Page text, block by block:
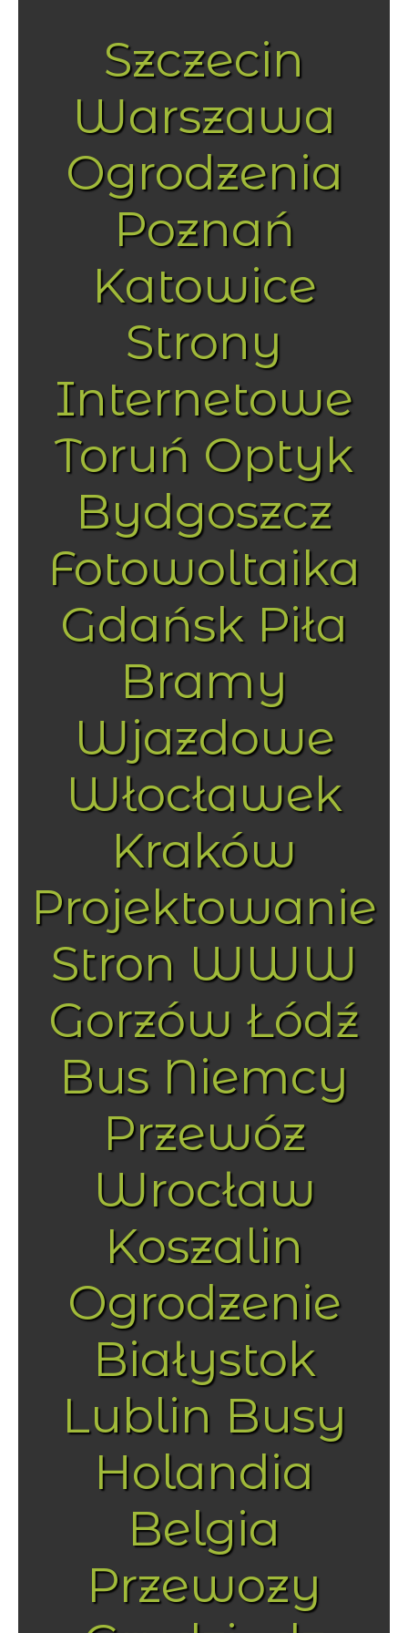
Szczecin
Warszawa
Ogrodzenia
Poznań
Katowice
Strony
Internetowe
Toruń Optyk
Bydgoszcz
Fotowoltaika
Gdańsk Piła
Bramy
Wjazdowe
Włocławek
Kraków
Projektowanie
Stron WWW
Gorzów Łódź
Bus Niemcy
Przewóz
Wrocław
Koszalin
Ogrodzenie
Białystok
Lublin Busy
Holandia
Belgia
Przewozy